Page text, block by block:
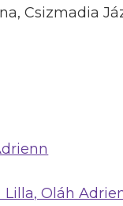
Csizmadia
Lilla, Oláh